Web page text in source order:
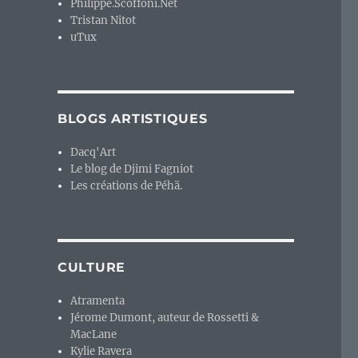
Philippe.Scoffoni.Net
Tristan Nitot
uTux
BLOGS ARTISTIQUES
Dacq'Art
Le blog de Djimi Fagniot
Les créations de Péhä.
CULTURE
Atramenta
Jérome Dumont, auteur de Rossetti &
MacLane
Kylie Ravera